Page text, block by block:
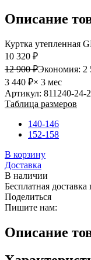
Описание
Куртка утепленная
10 320 ₽
12 900 ₽Экономия: 2
3 440 ₽× 3 мес
Артикул: 811240-24-
Таблица размеров
140-146
152-158
В корзину
Доставка
В наличии
Бесплатная
Поделиться
Пишите нам:
Описание